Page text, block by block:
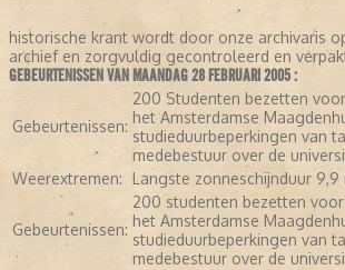
historische krant wordt door onze archivaris
archief en zorgvuldig gecontroleerd en
GEBEURTENISSEN VAN MAANDAG 28 FEBRUARI 2005 :
Gebeurtenissen:
200 Studenten bezetten
het Amsterdamse
studieduurbeperkingen van
medebestuur over de
Weerextremen: Langste zonneschijnduur 9,9
Gebeurtenissen:
200 studenten bezetten
het Amsterdamse
studieduurbeperkingen van
medebestuur over de